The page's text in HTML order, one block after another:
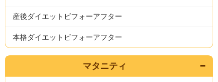
産後ダイエットビフォーアフター
本格ダイエットビフォーアフター
マタニティ